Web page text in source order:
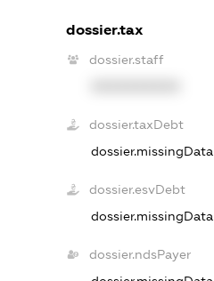
dossier.tax
dossier.staff
dossier.taxDebt
dossier.missingData
dossier.esvDebt
dossier.missingData
dossier.ndsPayer